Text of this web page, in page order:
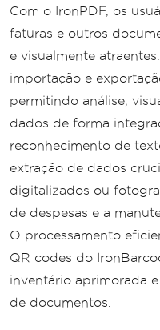
Com o IronPDF, os
faturas e outros
e visualmente
importação e
permitindo análise,
dados de forma
reconhecimento de
extração de dados
digitalizados ou
de despesas e a
O processamento
QR codes do
inventário aprimorada
de documentos.